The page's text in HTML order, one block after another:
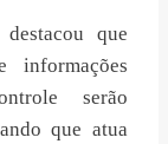
que
informações
serão
que atua